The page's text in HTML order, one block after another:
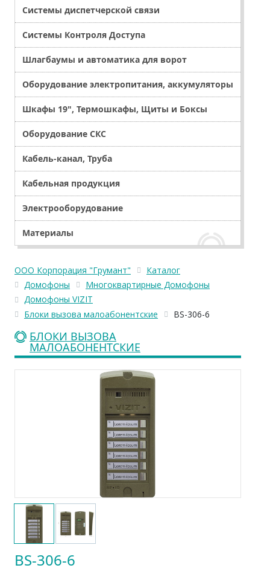
Системы диспетчерской связи
Системы Контроля Доступа
Шлагбаумы и автоматика для ворот
Оборудование электропитания, аккумуляторы
Шкафы 19", Термошкафы, Щиты и Боксы
Оборудование СКС
Кабель-канал, Труба
Кабельная продукция
Электрооборудование
Материалы
ООО Корпорация "Грумант"
Каталог
Домофоны
Многоквартирные Домофоны
Домофоны VIZIT
Блоки вызова малоабонентские
BS-306-6
БЛОКИ ВЫЗОВА
МАЛОАБОНЕНТСКИЕ
BS-306-6